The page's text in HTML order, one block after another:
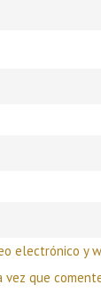
electrónico y
que